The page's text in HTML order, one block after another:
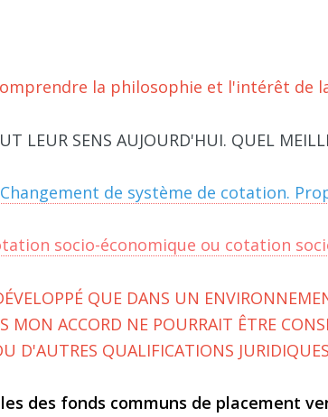
la philosophie et l'intérêt de
LEUR SENS AUJOURD'HUI. QUEL
de système de cotation.
socio-économique ou cotation
QUE DANS UN
MON ACCORD NE POURRAIT ÊTRE
D'AUTRES QUALIFICATIONS
des fonds communs de placement